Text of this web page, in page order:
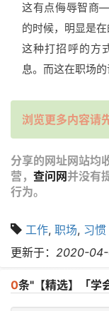
这有点侮辱智商
的时候，明显是在
这种打招呼的方
息。而这在职场
浏览更多内容请
分享的网址网站均
营， 查问网并没有
行为。
工作, 职场, 习惯
更新于： 2020-04-
0条"【精选】「学